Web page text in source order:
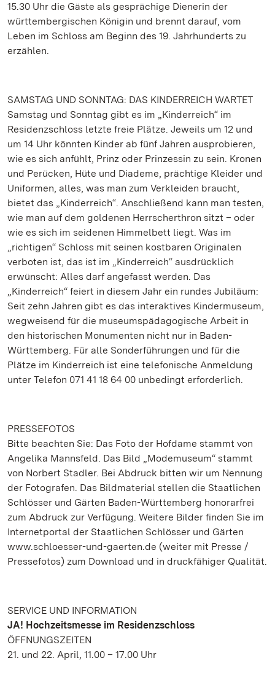
15.30 Uhr die Gäste als gesprächige Dienerin der
württembergischen Königin und brennt darauf, vom
Leben im Schloss am Beginn des 19. Jahrhunderts zu
erzählen.
SAMSTAG UND SONNTAG: DAS KINDERREICH WARTET
Samstag und Sonntag gibt es im „Kinderreich“ im
Residenzschloss letzte freie Plätze. Jeweils um 12 und
um 14 Uhr könnten Kinder ab fünf Jahren ausprobieren,
wie es sich anfühlt, Prinz oder Prinzessin zu sein. Kronen
und Perücken, Hüte und Diademe, prächtige Kleider und
Uniformen, alles, was man zum Verkleiden braucht,
bietet das „Kinderreich“. Anschließend kann man testen,
wie man auf dem goldenen Herrscherthron sitzt – oder
wie es sich im seidenen Himmelbett liegt. Was im
„richtigen“ Schloss mit seinen kostbaren Originalen
verboten ist, das ist im „Kinderreich“ ausdrücklich
erwünscht: Alles darf angefasst werden. Das
„Kinderreich“ feiert in diesem Jahr ein rundes Jubiläum:
Seit zehn Jahren gibt es das interaktives Kindermuseum,
wegweisend für die museumspädagogische Arbeit in
den historischen Monumenten nicht nur in Baden-
Württemberg. Für alle Sonderführungen und für die
Plätze im Kinderreich ist eine telefonische Anmeldung
unter Telefon 071 41 18 64 00 unbedingt erforderlich.
PRESSEFOTOS
Bitte beachten Sie: Das Foto der Hofdame stammt von
Angelika Mannsfeld. Das Bild „Modemuseum“ stammt
von Norbert Stadler. Bei Abdruck bitten wir um Nennung
der Fotografen. Das Bildmaterial stellen die Staatlichen
Schlösser und Gärten Baden-Württemberg honorarfrei
zum Abdruck zur Verfügung. Weitere Bilder finden Sie im
Internetportal der Staatlichen Schlösser und Gärten
www.schloesser-und-gaerten.de (weiter mit Presse /
Pressefotos) zum Download und in druckfähiger Qualität.
SERVICE UND INFORMATION
JA! Hochzeitsmesse im Residenzschloss
ÖFFNUNGSZEITEN
21. und 22. April, 11.00 – 17.00 Uhr